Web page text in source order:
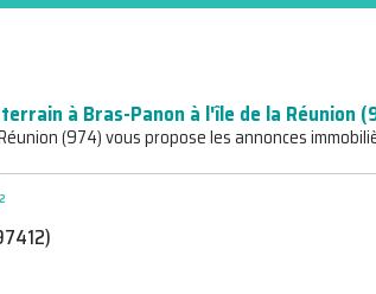
à Bras-Panon à l'île de la Réunion
(974) vous propose les annonces